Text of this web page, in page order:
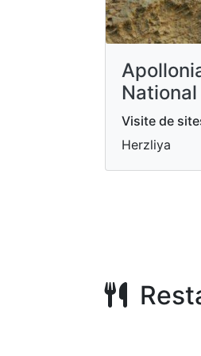
National
Visite de
Herzliya